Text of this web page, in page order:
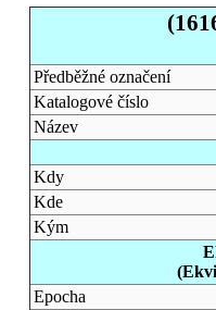
Předběžné označení
Katalogové číslo
Název
Kdy
Kde
Kým
Epocha